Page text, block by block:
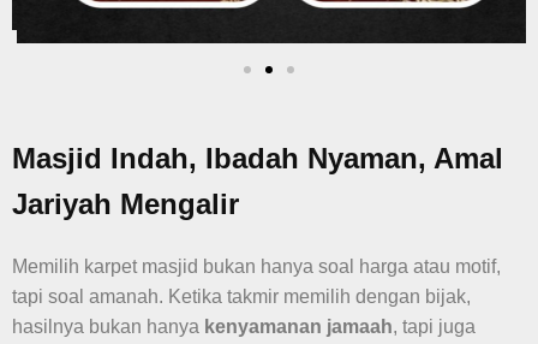
Masjid Indah, Ibadah Nyaman, Amal
Jariyah Mengalir
Memilih karpet masjid bukan hanya soal harga atau motif,
tapi soal amanah. Ketika takmir memilih dengan bijak,
hasilnya bukan hanya kenyamanan jamaah, tapi juga